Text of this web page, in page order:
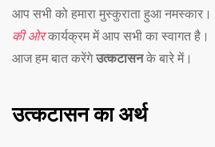
आप सभी को हमारा मुस्कुराता हुआ नमस्कार।
की ओरकार्यक्रम में आप सभी का स्वागत है।
आज हम बात करेंगेउत्कटासनके बारे में।
उत्कटासन का अर्थ